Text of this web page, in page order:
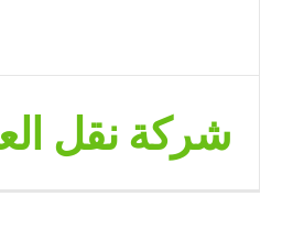
شركة نقل